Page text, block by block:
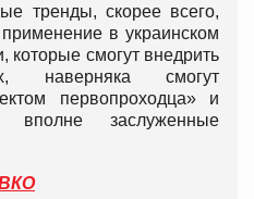
тренды, скорее всего,
в украинском
которые смогут внедрить
наверняка смогут
первопроходца» и
заслуженные